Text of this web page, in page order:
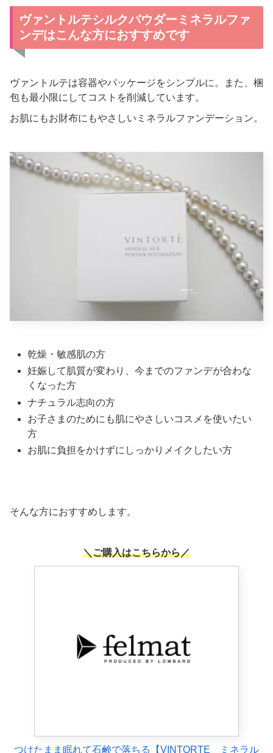
ヴァントルテシルクパウダーミネラルファ
ンデはこんな方におすすめです
ヴァントルテは容器やパッケージをシンプルに。また、梱
包も最小限にしてコストを削減しています。
お肌にもお財布にもやさしいミネラルファンデーション。
乾燥・敏感肌の方
妊娠して肌質が変わり、今までのファンデが合わな
くなった方
ナチュラル志向の方
お子さまのためにも肌にやさしいコスメを使いたい
方
お肌に負担をかけずにしっかりメイクしたい方
そんな方におすすめします。
＼ご購入はこちらから／
つけたまま眠れて石鹸で落ちる【VINTORTE ミネラル